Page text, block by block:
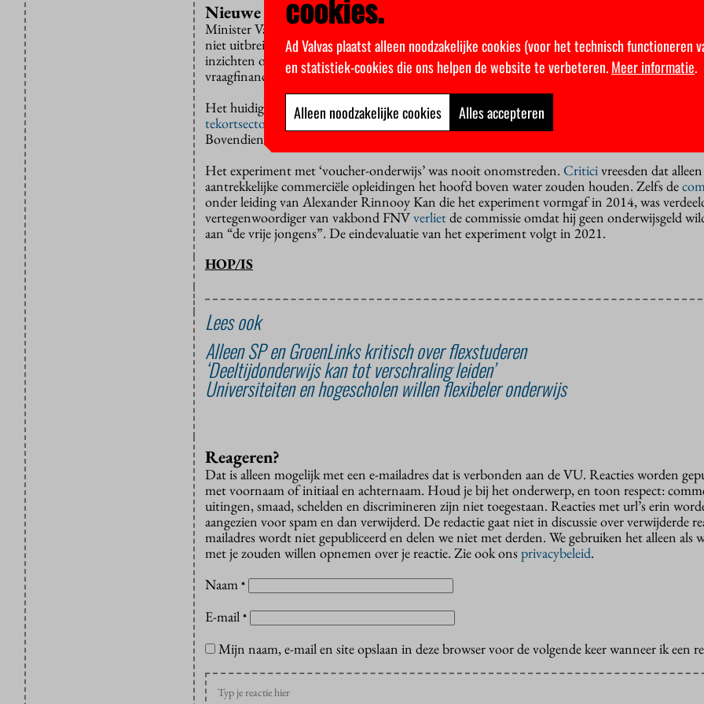
Nieuwe opleidingen
Minister Van Engelshoven deelt het advies van ResearchNed: ze gaat het experiment niet
niet uitbreiden met nieuwe opleidingen. “Ook na verlening of uitbreiding zal het
inzichten opleveren in de vraag of het wenselijk is de huidige reguliere bekostiging om te
vraagfinanciering met vouchers”, schrijft ze.
Het huidige experiment is volgens haar niet zuiver en te beperkt: alleen geselecteerde
tekortsectoren
doen mee. Dat biedt geen generaliseerbare inzichten in de effecten, vindt de
Bovendien is er geen 10 miljoen euro beschikbaar voor uitbreiding van het experiment.
Het experiment met ‘voucher-onderwijs’ was nooit onomstreden. Criticivreesden dat alleen
aantrekkelijke commerciële opleidingen het hoofd boven water zouden houden. Zelfs de
onder leiding van Alexander Rinnooy Kan die het experiment vormgaf in 2014, was
vertegenwoordiger van vakbond FNVverlietde commissie omdat hij geen onderwijsgeld
aan “de vrije jongens”. De eindevaluatie van het experiment volgt in 2021.
HOP/IS
Lees ook
Alleen SP en GroenLinks kritisch over flexstuderen
‘Deeltijdonderwijs kan tot verschraling leiden’
Universiteiten en hogescholen willen flexibeler onderwijs
Reageren?
Dat is alleen mogelijk met een e-mailadres dat is verbonden aan de VU. Reacties worden
met voornaam of initiaal en achternaam. Houd je bij het onderwerp, en toon respect:
uitingen, smaad, schelden en discrimineren zijn niet toegestaan. Reacties met url’s erin
aangezien voor spam en dan verwijderd. De redactie gaat niet in discussie over verwijderde
mailadres wordt niet gepubliceerd en delen we niet met derden. We gebruiken het alleen als
met je zouden willen opnemen over je reactie. Zie ook onsprivacybeleid.
Naam *
E-mail *
Mijn naam, e-mail en site opslaan in deze browser voor de volgende keer wanneer ik een
cookies.
Ad Valvas plaatst alleen noodzakelijke cookies (voor het technisch functioneren
en statistiek-cookies die ons helpen de website te verbeteren.Meer informatie.
Alleen noodzakelijke cookies Alles accepteren